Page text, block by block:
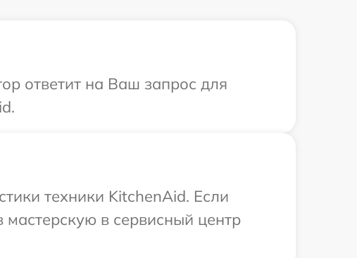
ответит на Ваш запрос для
техники KitchenAid. Если
в сервисный центр